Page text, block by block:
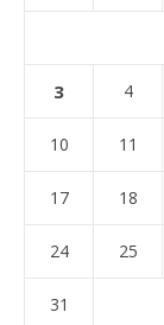
3 4
10 11
17 18
24 25
31